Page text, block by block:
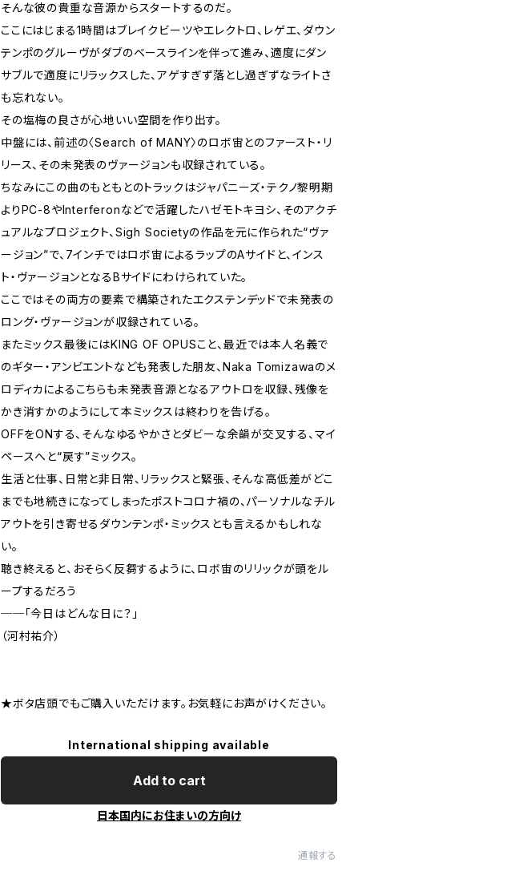
そんな彼の貴重な音源からスタートするのだ。
ここにはじまる1時間はブレイクビーツやエレクトロ、レゲエ、ダウン
テンポのグルーヴがダブのベースラインを伴って進み、適度にダン
サブルで適度にリラックスした、アゲすぎず落とし過ぎずなライトさ
も忘れない。
その塩梅の良さが心地いい空間を作り出す。
中盤には、前述の〈Search of MANY〉のロボ宙とのファースト・リ
リース、その未発表のヴァージョンも収録されている。
ちなみにこの曲のもともとのトラックはジャパニーズ・テクノ黎明期
よりPC-8やInterferonなどで活躍したハゼモトキヨシ、そのアクチ
ュアルなプロジェクト、Sigh Societyの作品を元に作られた“ヴァ
ージョン”で、7インチではロボ宙によるラップのAサイドと、インス
ト・ヴァージョンとなるBサイドにわけられていた。
ここではその両方の要素で構築されたエクステンデッドで未発表の
ロング・ヴァージョンが収録されている。
またミックス最後にはKING OF OPUSこと、最近では本人名義で
のギター・アンビエントなども発表した朋友、Naka Tomizawaのメ
ロディカによるこちらも未発表音源となるアウトロを収録、残像を
かき消すかのようにして本ミックスは終わりを告げる。
OFFをONする、そんなゆるやかさとダビーな余韻が交叉する、マイ
ペースへと“戻す”ミックス。
生活と仕事、日常と非日常、リラックスと緊張、そんな高低差がどこ
までも地続きになってしまったポストコロナ禍の、パーソナルなチル
アウトを引き寄せるダウンテンポ・ミックスとも言えるかもしれな
い。
聴き終えると、おそらく反芻するように、ロボ宙のリリックが頭をル
ープするだろう
──「今日はどんな日に？」
（河村祐介）
★ボタ店頭でもご購入いただけます。お気軽にお声がけください。
International shipping available
Add to cart
日本国内にお住まいの方向け
通報する